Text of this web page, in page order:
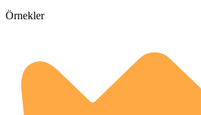
Örnekler